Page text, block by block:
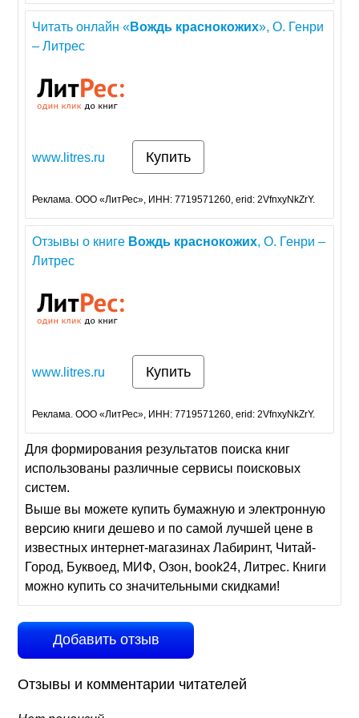
Читать онлайн «Вождь краснокожих», О. Генри
– Литрес
www.litres.ru Купить
Реклама. ООО «ЛитРес», ИНН: 7719571260, erid: 2VfnxyNkZrY.
Отзывы о книге Вождь краснокожих, О. Генри –
Литрес
www.litres.ru Купить
Реклама. ООО «ЛитРес», ИНН: 7719571260, erid: 2VfnxyNkZrY.
Для формирования результатов поиска книг
использованы различные сервисы поисковых
систем.
Выше вы можете купить бумажную и электронную
версию книги дешево и по самой лучшей цене в
известных интернет-магазинах Лабиринт, Читай-
Город, Буквоед, МИФ, Озон, book24, Литрес. Книги
можно купить со значительными скидками!
Добавить отзыв
Отзывы и комментарии читателей